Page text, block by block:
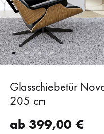
Glasschiebetür
205 cm
ab 399,00 €